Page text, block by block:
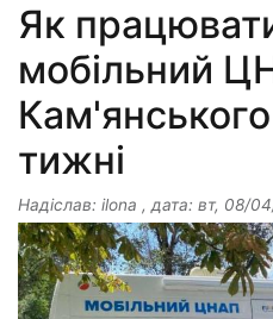
Як
мобільний
тижні
Надіслав: ilona , дата: вт, 08/